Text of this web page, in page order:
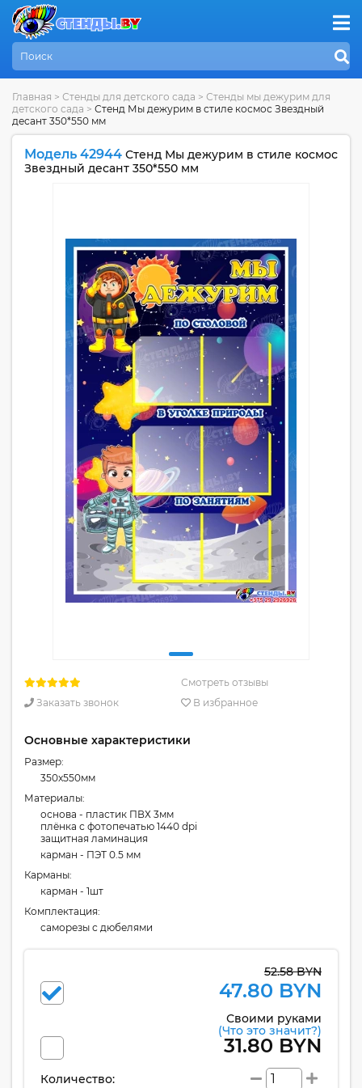
Главная > Стенды для детского сада > Стенды мы дежурим для
детского сада > Стенд Мы дежурим в стиле космос Звездный
десант 350*550 мм
Модель 42944 Стенд Мы дежурим в стиле космос
Звездный десант 350*550 мм
Смотреть отзывы
Заказать звонок
В избранное
Основные характеристики
Размер:
350x550мм
Материалы:
основа - пластик ПВХ 3мм
плёнка с фотопечатью 1440 dpi
защитная ламинация
карман - ПЭТ 0.5 мм
Карманы:
карман - 1шт
Комплектация:
cаморезы с дюбелями
52.58 BYN
47.80 BYN
Своими руками
(Что это значит?)
31.80 BYN
Количество: